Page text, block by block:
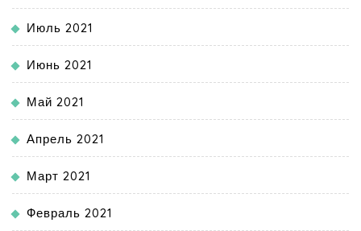
Июль 2021
Июнь 2021
Май 2021
Апрель 2021
Март 2021
Февраль 2021